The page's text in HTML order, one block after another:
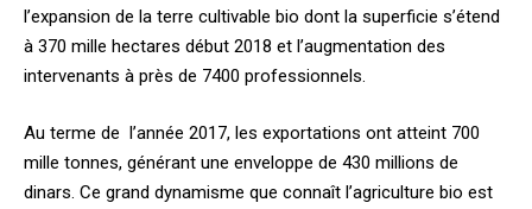
l’expansion de la terre cultivable bio dont la superficie s’étend
à 370 mille hectares début 2018 et l’augmentation des
intervenants à près de 7400 professionnels.
Au terme de l’année 2017, les exportations ont atteint 700
mille tonnes, générant une enveloppe de 430 millions de
dinars. Ce grand dynamisme que connaît l’agriculture bio est